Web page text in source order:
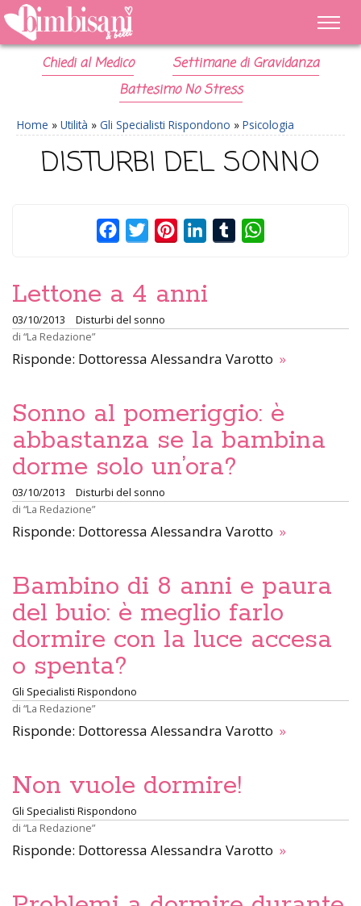
Chiedi al Medico
Settimane di Gravidanza
Battesimo No Stress
Home » Utilità » Gli Specialisti Rispondono » Psicologia
DISTURBI DEL SONNO
FacebookTwitterPinterestLinkedInTumblr
Lettone a 4 anni
03/10/2013
Disturbi del sonno
di “La Redazione”
Risponde: Dottoressa Alessandra Varotto »
Sonno al pomeriggio: è
abbastanza se la bambina
dorme solo un’ora?
03/10/2013
Disturbi del sonno
di “La Redazione”
Risponde: Dottoressa Alessandra Varotto »
Bambino di 8 anni e paura
del buio: è meglio farlo
dormire con la luce accesa
o spenta?
Gli Specialisti Rispondono
di “La Redazione”
Risponde: Dottoressa Alessandra Varotto »
Non vuole dormire!
Gli Specialisti Rispondono
di “La Redazione”
Risponde: Dottoressa Alessandra Varotto »